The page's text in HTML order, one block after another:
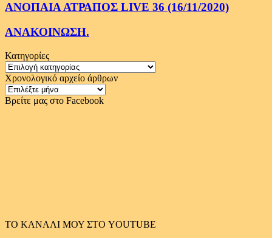
ΑΝΟΠΑΙΑ ΑΤΡΑΠΟΣ LIVE 36 (16/11/2020)
ΑΝΑΚΟΙΝΩΣΗ.
Κατηγορίες
Κατηγορίες
Χρονολογικό αρχείο άρθρων
Χρονολογικό
αρχείο
Βρείτε μας στο Facebook
ΤΟ ΚΑΝΑΛΙ ΜΟΥ ΣΤΟ YOUTUBE